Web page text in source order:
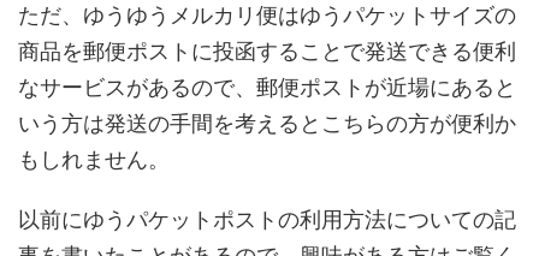
ただ、ゆうゆうメルカリ便はゆうパケットサイズの
商品を郵便ポストに投函することで発送できる便利
なサービスがあるので、郵便ポストが近場にあると
いう方は発送の手間を考えるとこちらの方が便利か
もしれません。
以前にゆうパケットポストの利用方法についての記